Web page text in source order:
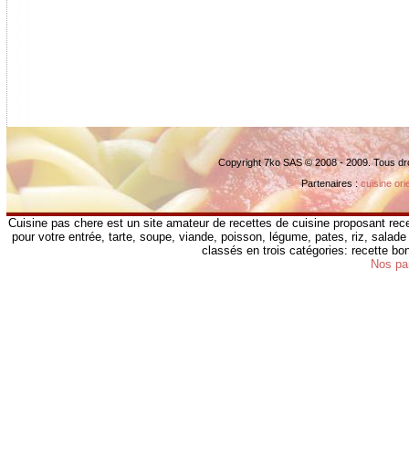
Copyright 7ko SAS © 2008 - 2009. Tous
Partenaires :cuisine
Cuisine pas chere est un site amateur de recettes de cuisine proposant
pour votre entrée, tarte, soupe, viande, poisson, légume, pates, riz,
classés en trois catégories: recette
Nos